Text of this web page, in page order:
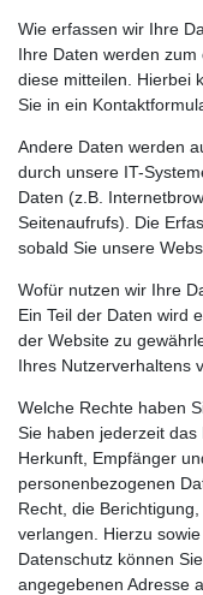
Wie erfassen wir Ihre
Ihre Daten werden
diese mitteilen. Hierbei
Sie in ein
Andere Daten werden
durch unsere IT-
Daten (z.B.
Seitenaufrufs). Die
sobald Sie unsere
Wofür nutzen wir Ihre
Ein Teil der Daten wird
der Website zu
Ihres Nutzerverhaltens
Welche Rechte haben
Sie haben jederzeit
Herkunft, Empfänger
personenbezogenen
Recht, die
verlangen. Hierzu
Datenschutz können
angegebenen Adresse